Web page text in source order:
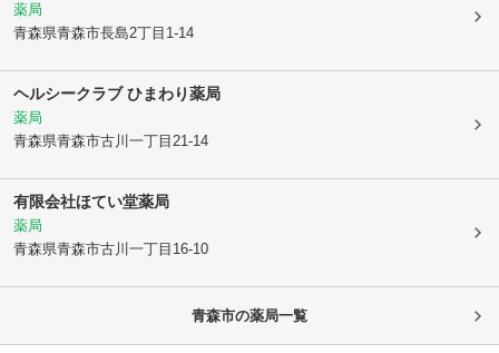
薬局
青森県青森市長島2丁目1-14
ヘルシークラブ ひまわり薬局
薬局
青森県青森市古川一丁目21-14
有限会社ほてい堂薬局
薬局
青森県青森市古川一丁目16-10
青森市の薬局一覧